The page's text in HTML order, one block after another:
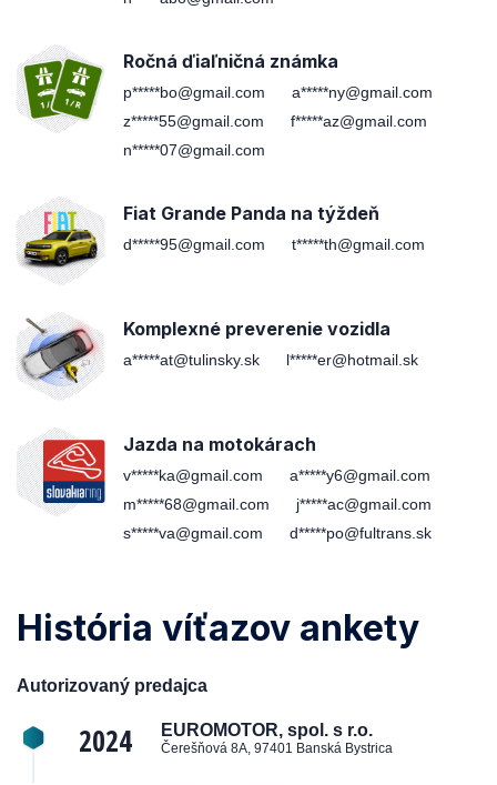
Ročná ďiaľničná známka
p*****bo@gmail.com
a*****ny@gmail.com
z*****55@gmail.com
f*****az@gmail.com
n*****07@gmail.com
Fiat Grande Panda na týždeň
d*****95@gmail.com t*****th@gmail.com
Komplexné preverenie vozidla
a*****at@tulinsky.sk l*****er@hotmail.sk
Jazda na motokárach
v*****ka@gmail.com
a*****y6@gmail.com
m*****68@gmail.com
j*****ac@gmail.com
s*****va@gmail.com
d*****po@fultrans.sk
História víťazov ankety
Autorizovaný predajca
2024 EUROMOTOR, spol. s r.o.
Čerešňová 8A, 97401 Banská Bystrica